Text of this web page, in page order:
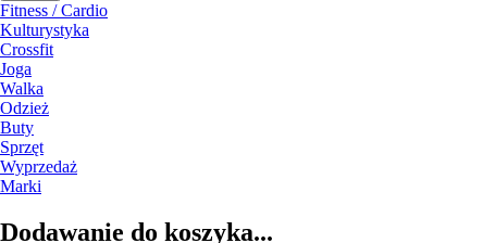
Fitness / Cardio
Kulturystyka
Crossfit
Joga
Walka
Odzież
Buty
Sprzęt
Wyprzedaż
Marki
Dodawanie do koszyka...